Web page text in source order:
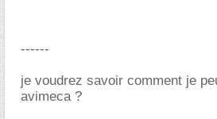
------
je voudrez savoir comment je
avimeca ?